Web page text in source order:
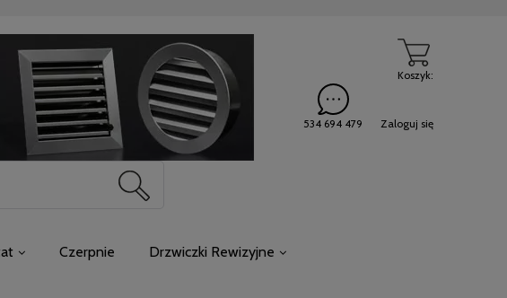
Koszyk:
534 694 479 Zaloguj się
Czerpnie Drzwiczki Rewizyjne